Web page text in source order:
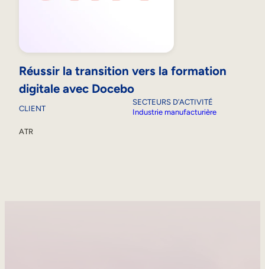
Réussir la transition vers la formation
digitale avec Docebo
CLIENT
ATR
SECTEURS D’ACTIVITÉ
Industrie manufacturière